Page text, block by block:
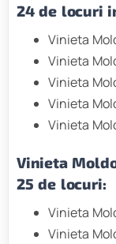
24 de locuri
Vinieta
Vinieta
Vinieta
Vinieta
Vinieta
Vinieta
25 de locuri:
Vinieta
Vinieta